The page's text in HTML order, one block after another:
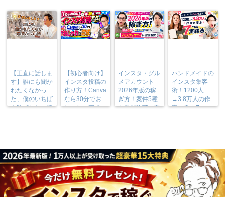
【正直に話しま
す】誰にも聞か
れたくなかっ
た、僕のいちば
ん恥ずかしい話
【初心者向け】
インスタ投稿の
作り方！Canva
なら30分でお
しゃれに完成
インスタ・グル
メアカウント
2026年版の稼
ぎ方！案件5種
や撮影許可の取
ハンドメイドの
インスタ集客
術！1200人
→3.8万人の作
家に学ぶ7つの